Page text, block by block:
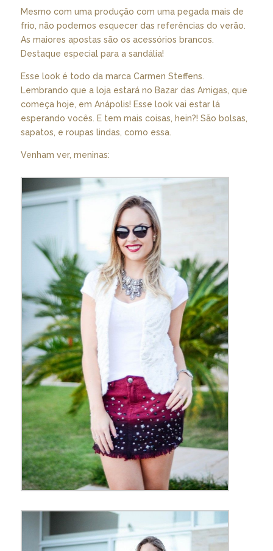
Mesmo com uma produção com uma pegada mais de
frio, não podemos esquecer das referências do verão.
As maiores apostas são os acessórios brancos.
Destaque especial para a sandália!
Esse look é todo da marca Carmen Steffens.
Lembrando que a loja estará no Bazar das Amigas, que
começa hoje, em Anápolis! Esse look vai estar lá
esperando vocês. E tem mais coisas, hein?! São bolsas,
sapatos, e roupas lindas, como essa.
Venham ver, meninas: